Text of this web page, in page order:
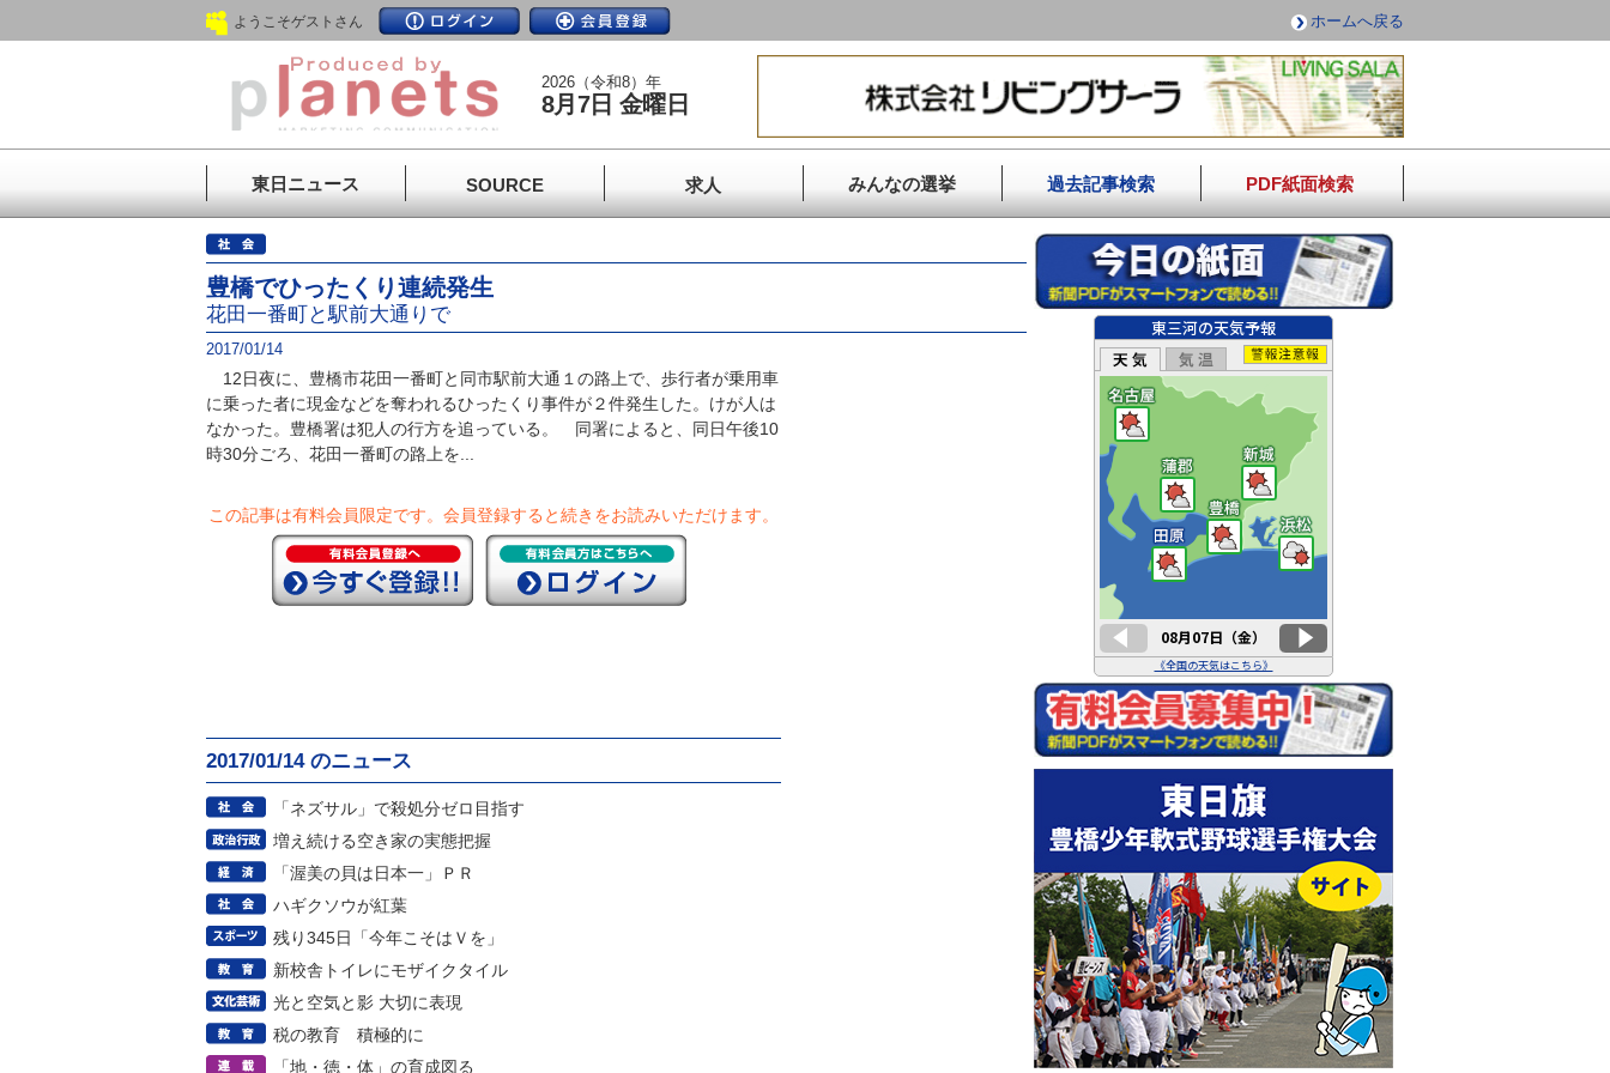
ようこそゲストさん ホームへ戻る
2026（令和8）年
8月7日 金曜日
東日ニュース SOURCE 求人 みんなの選挙 過去記事検索 PDF紙面検索
豊橋でひったくり連続発生
花田一番町と駅前大通りで
2017/01/14
12日夜に、豊橋市花田一番町と同市駅前大通１の路上で、歩行者が乗用車
に乗った者に現金などを奪われるひったくり事件が２件発生した。けが人は
なかった。豊橋署は犯人の行方を追っている。 同署によると、同日午後10
時30分ごろ、花田一番町の路上を...
この記事は有料会員限定です。 会員登録すると続きをお読みいただけます。
2017/01/14 のニュース
「ネズサル」で殺処分ゼロ目指す
増え続ける空き家の実態把握
「渥美の貝は日本一」ＰＲ
ハギクソウが紅葉
残り345日「今年こそはＶを」
新校舎トイレにモザイクタイル
光と空気と影 大切に表現
税の教育 積極的に
「地・徳・体」の育成図る